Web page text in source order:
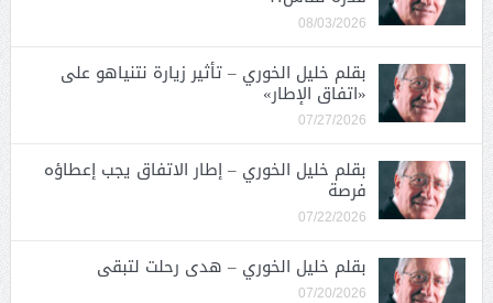
08/03/2026
بقلم خليل الخوري – تأثير زيارة نتنياهو على
«اتفاق الإطار»
07/27/2026
بقلم خليل الخوري – إطار الاتفاق يجب إعطاؤه
فرصة
07/22/2026
بقلم خليل الخوري – هدى رحلت لتبقى
07/20/2026